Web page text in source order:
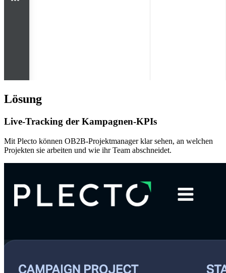
Lösung
Live-Tracking der Kampagnen-KPIs
Mit Plecto können OB2B-Projektmanager klar sehen, an welchen
Projekten sie arbeiten und wie ihr Team abschneidet.